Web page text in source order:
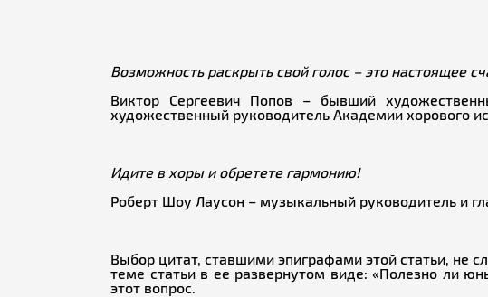
Возможность раскрыть свой голос – это настоящее
Виктор Сергеевич Попов – бывший
художественный руководитель Академии хорового
Идите в хоры и обретете гармонию!
Роберт Шоу Лаусон – музыкальный руководитель и
Выбор цитат, ставшими эпиграфами этой статьи, не
теме статьи в ее развернутом виде: «Полезно ли
этот вопрос.